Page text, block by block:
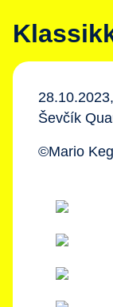
Ševčík
©Mario